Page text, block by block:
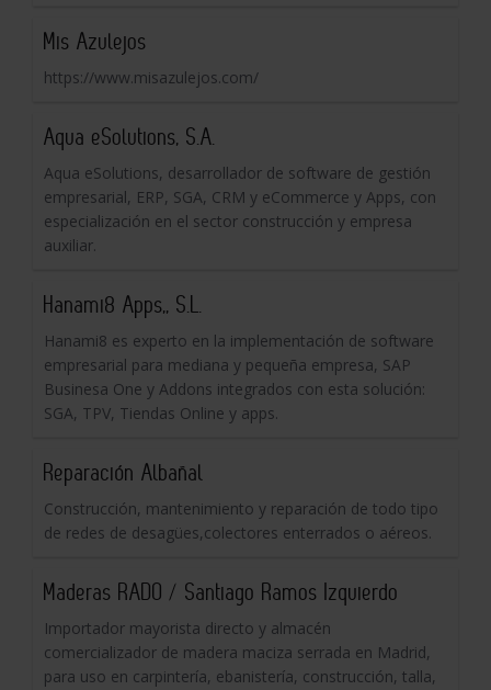
Mis Azulejos
https://www.misazulejos.com/
Aqua eSolutions, S.A.
Aqua eSolutions, desarrollador de software de gestión
empresarial, ERP, SGA, CRM y eCommerce y Apps, con
especialización en el sector construcción y empresa
auxiliar.
Hanami8 Apps,, S.L.
Hanami8 es experto en la implementación de software
empresarial para mediana y pequeña empresa, SAP
Businesa One y Addons integrados con esta solución:
SGA, TPV, Tiendas Online y apps.
Reparación Albañal
Construcción, mantenimiento y reparación de todo tipo
de redes de desagües,colectores enterrados o aéreos.
Maderas RADO / Santiago Ramos Izquierdo
Importador mayorista directo y almacén
comercializador de madera maciza serrada en Madrid,
para uso en carpintería, ebanistería, construcción, talla,